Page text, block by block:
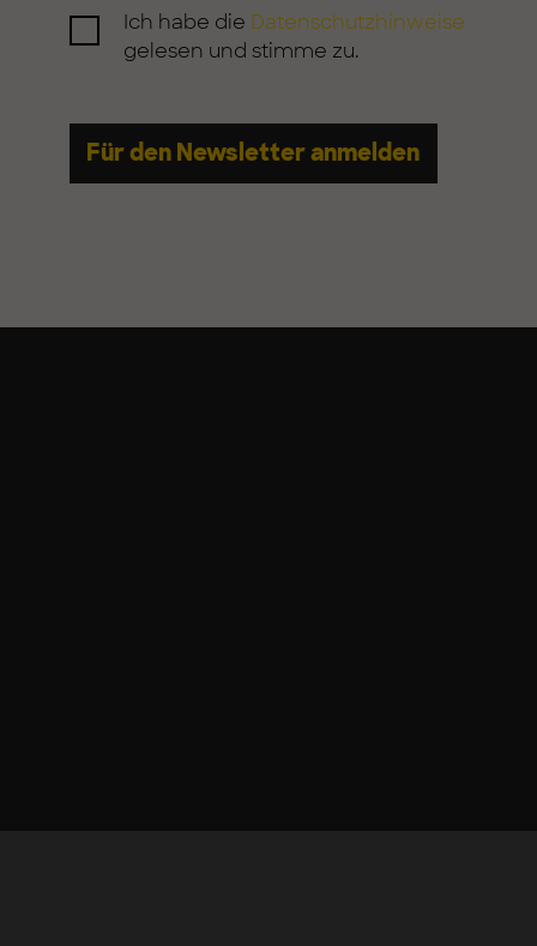
Ich habe die Datenschutzhinweise
gelesen und stimme zu.
Für den Newsletter anmelden